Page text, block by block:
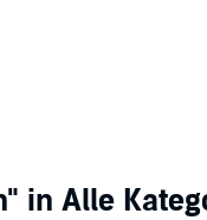
in Alle